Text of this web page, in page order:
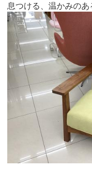
息つける、温かみのあ